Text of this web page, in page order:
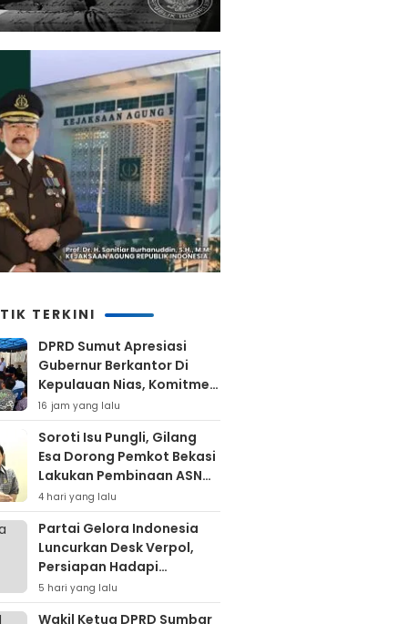
TERKINI
DPRD Sumut Apresiasi
Gubernur Berkantor Di
Kepulauan Nias, Komitmen
Percepatan Pembangunan
16 jam yang lalu
Soroti Isu Pungli, Gilang
Esa Dorong Pemkot Bekasi
Lakukan Pembinaan ASN
Hingga Bentuk Satgas
4 hari yang lalu
Partai Gelora Indonesia
Luncurkan Desk Verpol,
Persiapan Hadapi
Verifikasi KPU Untuk Pemilu
2029
5 hari yang lalu
Wakil Ketua DPRD Sumbar